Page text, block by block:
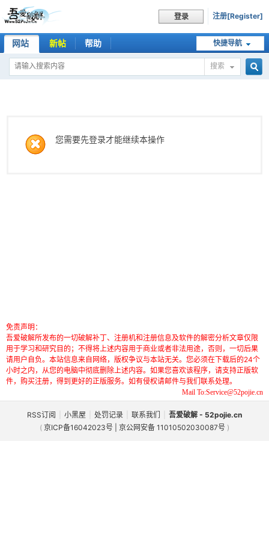
登录 注册[Register]
快捷导航
网站 新帖 帮助
搜索
您需要先登录才能继续本操作
免责声明：
吾爱破解所发布的一切破解补丁、注册机和注册信息及软件的解密分析文章仅限
用于学习和研究目的；不得将上述内容用于商业或者非法用途，否则，一切后果
请用户自负。本站信息来自网络，版权争议与本站无关。您必须在下载后的24个
小时之内，从您的电脑中彻底删除上述内容。如果您喜欢该程序，请支持正版软
件，购买注册，得到更好的正版服务。如有侵权请邮件与我们联系处理。
Mail To:Service@52pojie.cn
RSS订阅 小黑屋 处罚记录 联系我们
吾爱破解 - 52pojie.cn
( 京ICP备16042023号 | 京公网安备 11010502030087号 )